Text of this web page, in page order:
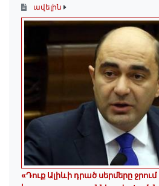
ավելին
«Դուք Ալիևի դրած սերմերը ջրում